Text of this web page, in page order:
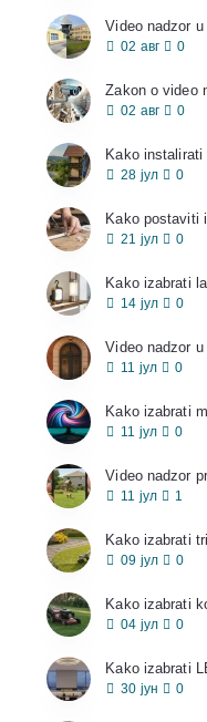
02 авг 0
Zakon o video
02 авг 0
28 јул 0
21 јул 0
Kako izabrati
14 јул 0
11 јул 0
Kako izabrati
11 јул 0
11 јул 1
09 јул 0
04 јул 0
Kako izabrati
30 јун 0